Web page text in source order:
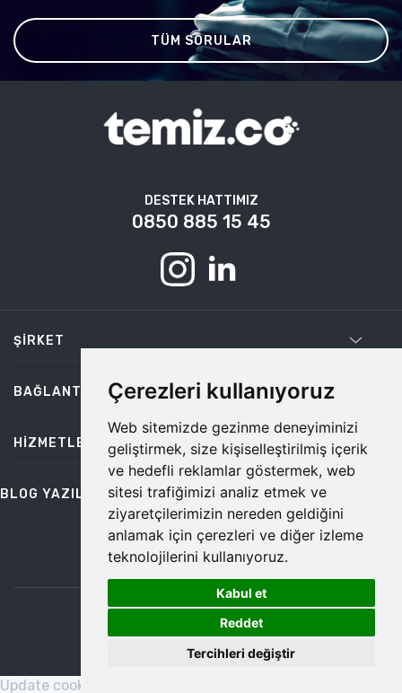
Çerezleri kullanıyoruz
Web sitemizde gezinme deneyiminizi
geliştirmek, size kişiselleştirilmiş içerik
ve hedefli reklamlar göstermek, web
sitesi trafiğimizi analiz etmek ve
ziyaretçilerimizin nereden geldiğini
anlamak için çerezleri ve diğer izleme
teknolojilerini kullanıyoruz.
Kabul et
Reddet
Tercihleri değiştir
TÜM SORULAR
DESTEK HATTIMIZ
0850 885 15 45
ŞIRKET
BAĞLANTILAR
HIZMETLER
BLOG YAZILARI
bilgi@temiz.co
©2026 Temiz, Her Hakkı Saklıdır.
Update cookies preferences